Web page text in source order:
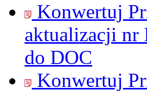
Konwertuj
aktualizacji nr
do DOC
Konwertuj